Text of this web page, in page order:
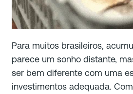
Para muitos brasileiros,
parece um sonho distante,
ser bem diferente com uma
investimentos adequada.